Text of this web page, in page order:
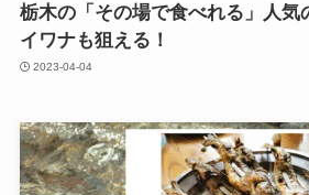
栃木の「その場で食べれる」人気
イワナも狙える！
2023-04-04